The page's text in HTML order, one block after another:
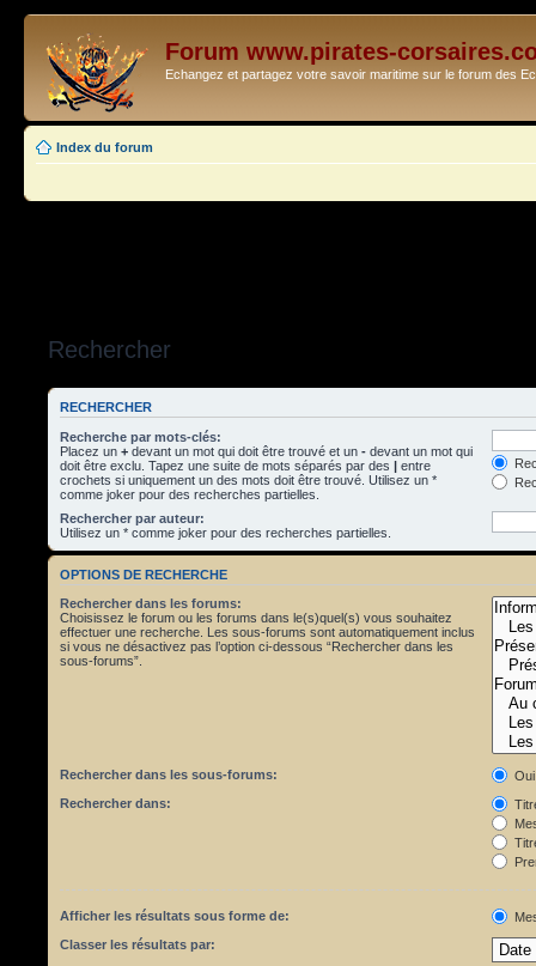
Forum www.pirates-
Echangez et partagez votre savoir maritime sur le forum des
Index du forum
Rechercher
RECHERCHER
Recherche par mots-clés:
Placez un + devant un mot qui doit être trouvé et un - devant un mot qui
doit être exclu. Tapez une suite de mots séparés par des | entre
crochets si uniquement un des mots doit être trouvé. Utilisez un *
comme joker pour des recherches partielles.
Rechercher par auteur:
Utilisez un * comme joker pour des recherches partielles.
OPTIONS DE RECHERCHE
Rechercher dans les forums:
Choisissez le forum ou les forums dans le(s)quel(s) vous souhaitez
effectuer une recherche. Les sous-forums sont automatiquement inclus
si vous ne désactivez pas l’option ci-dessous “Rechercher dans les
sous-forums”.
Rechercher dans les sous-forums:
Oui
Rechercher dans:
Afficher les résultats sous forme de:
Classer les résultats par: